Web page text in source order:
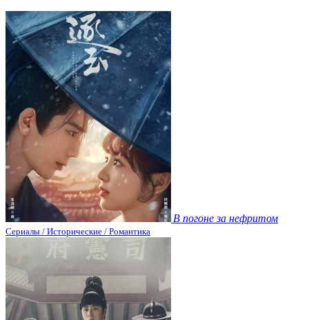
В погоне за нефритом
Сериалы / Исторические / Романтика